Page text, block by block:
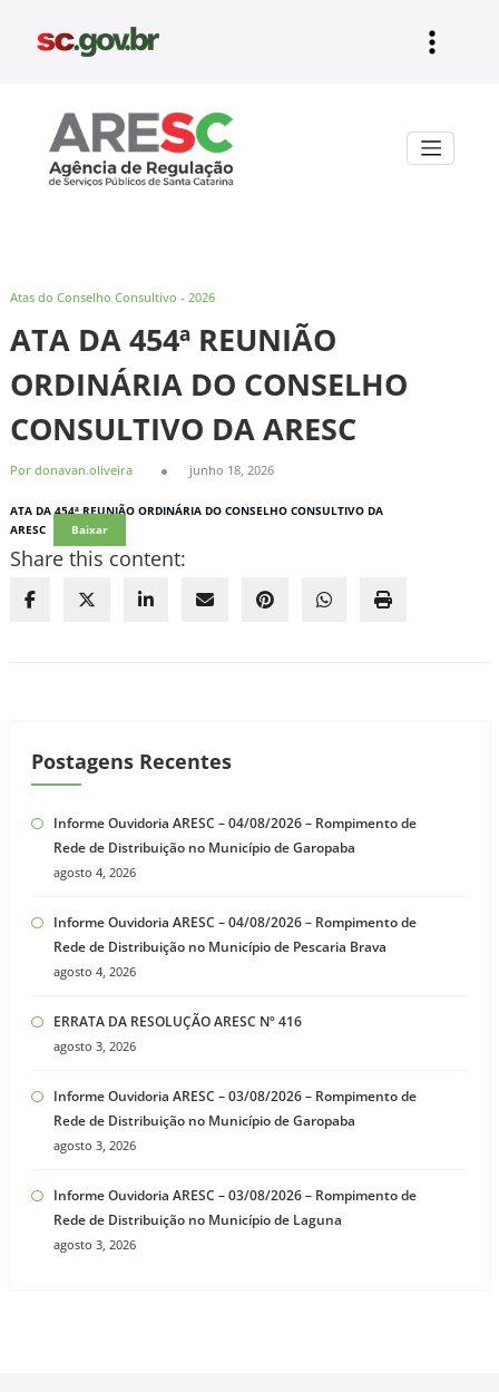
Atas do Conselho Consultivo - 2026
ATA DA 454ª REUNIÃO
ORDINÁRIA DO CONSELHO
CONSULTIVO DA ARESC
Por donavan.oliveira junho 18, 2026
ATA DA 454ª REUNIÃO ORDINÁRIA DO CONSELHO CONSULTIVO DA
ARESC
Baixar
Share this content:
Postagens Recentes
Informe Ouvidoria ARESC – 04/08/2026 – Rompimento de
Rede de Distribuição no Município de Garopaba
agosto 4, 2026
Informe Ouvidoria ARESC – 04/08/2026 – Rompimento de
Rede de Distribuição no Município de Pescaria Brava
agosto 4, 2026
ERRATA DA RESOLUÇÃO ARESC Nº 416
agosto 3, 2026
Informe Ouvidoria ARESC – 03/08/2026 – Rompimento de
Rede de Distribuição no Município de Garopaba
agosto 3, 2026
Informe Ouvidoria ARESC – 03/08/2026 – Rompimento de
Rede de Distribuição no Município de Laguna
agosto 3, 2026